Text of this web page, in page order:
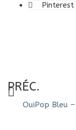
Pinterest
PRÉC.
OuiPop Bleu